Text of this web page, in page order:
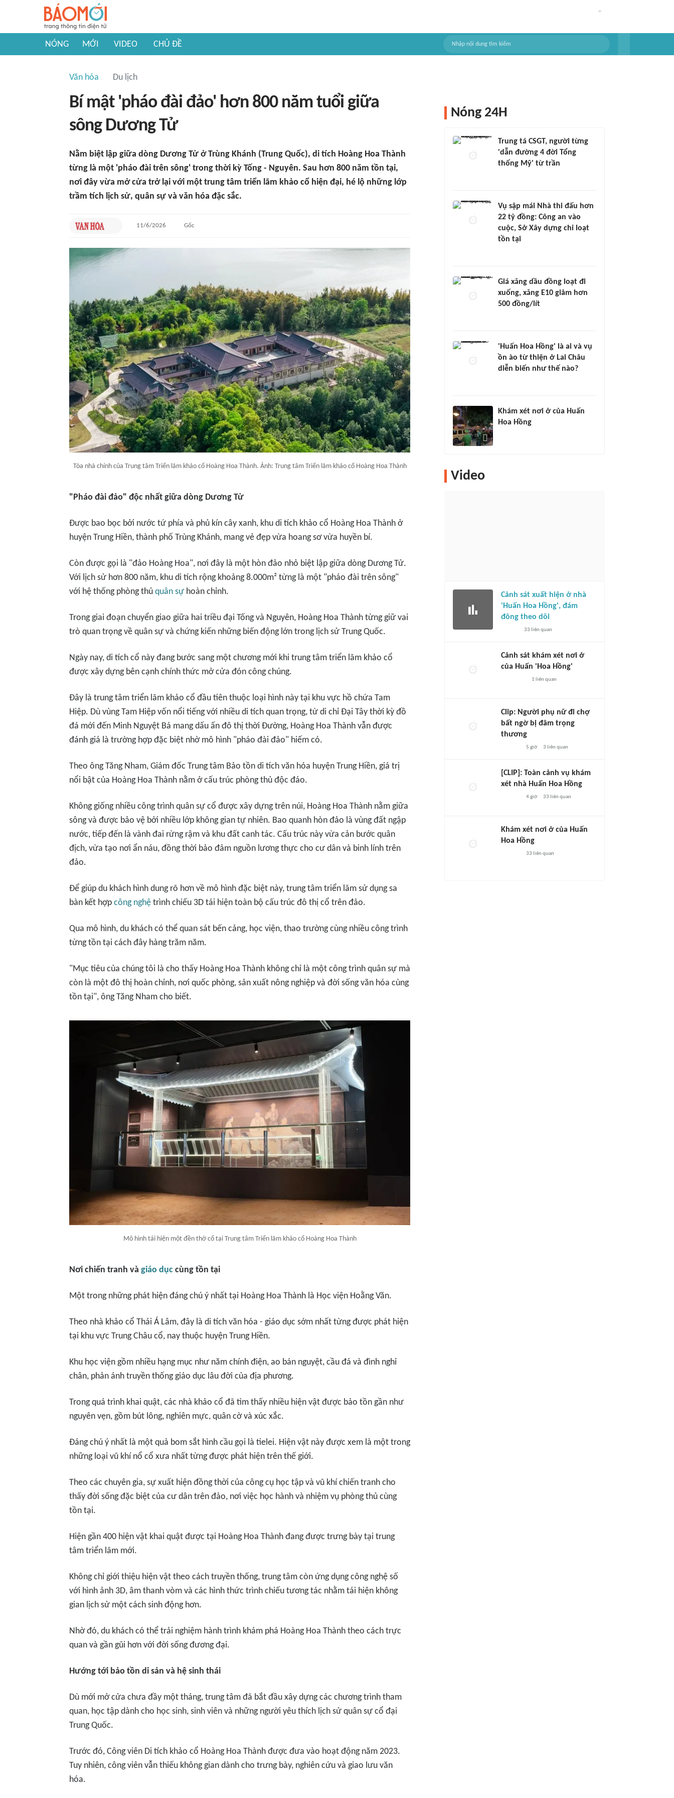
NÓNG MỚI VIDEO CHỦ ĐỀ
Văn hóa Du lịch
Bí mật 'pháo đài đảo' hơn 800 năm tuổi giữa
sông Dương Tử
Nằm biệt lập giữa dòng Dương Tử ở Trùng Khánh (Trung Quốc), di tích Hoàng Hoa Thành
từng là một 'pháo đài trên sông' trong thời kỳ Tống - Nguyên. Sau hơn 800 năm tồn tại,
nơi đây vừa mở cửa trở lại với một trung tâm triển lãm khảo cổ hiện đại, hé lộ những lớp
trầm tích lịch sử, quân sự và văn hóa đặc sắc.
11/6/2026 Gốc
Tòa nhà chính của Trung tâm Triển lãm khảo cổ Hoàng Hoa Thành. Ảnh: Trung tâm Triển lãm khảo cổ Hoàng Hoa Thành
"Pháo đài đảo" độc nhất giữa dòng Dương Tử
Được bao bọc bởi nước tứ phía và phủ kín cây xanh, khu di tích khảo cổ Hoàng Hoa Thành ở
huyện Trung Hiền, thành phố Trùng Khánh, mang vẻ đẹp vừa hoang sơ vừa huyền bí.
Còn được gọi là "đảo Hoàng Hoa", nơi đây là một hòn đảo nhỏ biệt lập giữa dòng Dương Tử.
Với lịch sử hơn 800 năm, khu di tích rộng khoảng 8.000m² từng là một "pháo đài trên sông"
với hệ thống phòng thủ quân sự hoàn chỉnh.
Trong giai đoạn chuyển giao giữa hai triều đại Tống và Nguyên, Hoàng Hoa Thành từng giữ vai
trò quan trọng về quân sự và chứng kiến những biến động lớn trong lịch sử Trung Quốc.
Ngày nay, di tích cổ này đang bước sang một chương mới khi trung tâm triển lãm khảo cổ
được xây dựng bên cạnh chính thức mở cửa đón công chúng.
Đây là trung tâm triển lãm khảo cổ đầu tiên thuộc loại hình này tại khu vực hồ chứa Tam
Hiệp. Dù vùng Tam Hiệp vốn nổi tiếng với nhiều di tích quan trọng, từ di chỉ Đại Tây thời kỳ đồ
đá mới đến Minh Nguyệt Bá mang dấu ấn đô thị thời Đường, Hoàng Hoa Thành vẫn được
đánh giá là trường hợp đặc biệt nhờ mô hình "pháo đài đảo" hiếm có.
Theo ông Tăng Nham, Giám đốc Trung tâm Bảo tồn di tích văn hóa huyện Trung Hiền, giá trị
nổi bật của Hoàng Hoa Thành nằm ở cấu trúc phòng thủ độc đáo.
Không giống nhiều công trình quân sự cổ được xây dựng trên núi, Hoàng Hoa Thành nằm giữa
sông và được bảo vệ bởi nhiều lớp không gian tự nhiên. Bao quanh hòn đảo là vùng đất ngập
nước, tiếp đến là vành đai rừng rậm và khu đất canh tác. Cấu trúc này vừa cản bước quân
địch, vừa tạo nơi ẩn náu, đồng thời bảo đảm nguồn lương thực cho cư dân và binh lính trên
đảo.
Để giúp du khách hình dung rõ hơn về mô hình đặc biệt này, trung tâm triển lãm sử dụng sa
bàn kết hợp công nghệ trình chiếu 3D tái hiện toàn bộ cấu trúc đô thị cổ trên đảo.
Qua mô hình, du khách có thể quan sát bến cảng, học viện, thao trường cùng nhiều công trình
từng tồn tại cách đây hàng trăm năm.
"Mục tiêu của chúng tôi là cho thấy Hoàng Hoa Thành không chỉ là một công trình quân sự mà
còn là một đô thị hoàn chỉnh, nơi quốc phòng, sản xuất nông nghiệp và đời sống văn hóa cùng
tồn tại", ông Tăng Nham cho biết.
Mô hình tái hiện một đền thờ cổ tại Trung tâm Triển lãm khảo cổ Hoàng Hoa Thành
Nơi chiến tranh và giáo dục cùng tồn tại
Một trong những phát hiện đáng chú ý nhất tại Hoàng Hoa Thành là Học viện Hoằng Văn.
Theo nhà khảo cổ Thái Á Lâm, đây là di tích văn hóa - giáo dục sớm nhất từng được phát hiện
tại khu vực Trung Châu cổ, nay thuộc huyện Trung Hiền.
Khu học viện gồm nhiều hạng mục như năm chính điện, ao bán nguyệt, cầu đá và đình nghỉ
chân, phản ánh truyền thống giáo dục lâu đời của địa phương.
Trong quá trình khai quật, các nhà khảo cổ đã tìm thấy nhiều hiện vật được bảo tồn gần như
nguyên vẹn, gồm bút lông, nghiên mực, quân cờ và xúc xắc.
Đáng chú ý nhất là một quả bom sắt hình cầu gọi là tielei. Hiện vật này được xem là một trong
những loại vũ khí nổ cổ xưa nhất từng được phát hiện trên thế giới.
Theo các chuyên gia, sự xuất hiện đồng thời của công cụ học tập và vũ khí chiến tranh cho
thấy đời sống đặc biệt của cư dân trên đảo, nơi việc học hành và nhiệm vụ phòng thủ cùng
tồn tại.
Hiện gần 400 hiện vật khai quật được tại Hoàng Hoa Thành đang được trưng bày tại trung
tâm triển lãm mới.
Không chỉ giới thiệu hiện vật theo cách truyền thống, trung tâm còn ứng dụng công nghệ số
với hình ảnh 3D, âm thanh vòm và các hình thức trình chiếu tương tác nhằm tái hiện không
gian lịch sử một cách sinh động hơn.
Nhờ đó, du khách có thể trải nghiệm hành trình khám phá Hoàng Hoa Thành theo cách trực
quan và gần gũi hơn với đời sống đương đại.
Hướng tới bảo tồn di sản và hệ sinh thái
Dù mới mở cửa chưa đầy một tháng, trung tâm đã bắt đầu xây dựng các chương trình tham
quan, học tập dành cho học sinh, sinh viên và những người yêu thích lịch sử quân sự cổ đại
Trung Quốc.
Trước đó, Công viên Di tích khảo cổ Hoàng Hoa Thành được đưa vào hoạt động năm 2023.
Tuy nhiên, công viên vẫn thiếu không gian dành cho trưng bày, nghiên cứu và giao lưu văn
hóa.
Nóng 24H
Trung tá CSGT, người từng
'dẫn đường 4 đời Tổng
thống Mỹ' từ trần
Vụ sập mái Nhà thi đấu hơn
22 tỷ đồng: Công an vào
cuộc, Sở Xây dựng chỉ loạt
tồn tại
Giá xăng dầu đồng loạt đi
xuống, xăng E10 giảm hơn
500 đồng/lít
'Huấn Hoa Hồng' là ai và vụ
ồn ào từ thiện ở Lai Châu
diễn biến như thế nào?
Khám xét nơi ở của Huấn
Hoa Hồng
Video
Cảnh sát xuất hiện ở nhà
'Huấn Hoa Hồng', đám
đông theo dõi
33 liên quan
Cảnh sát khám xét nơi ở
của Huấn 'Hoa Hồng'
1 liên quan
Clip: Người phụ nữ đi chợ
bất ngờ bị đâm trọng
thương
5 giờ 3 liên quan
[CLIP]: Toàn cảnh vụ khám
xét nhà Huấn Hoa Hồng
4 giờ 33 liên quan
Khám xét nơi ở của Huấn
Hoa Hồng
33 liên quan